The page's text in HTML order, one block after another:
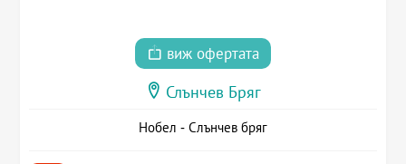
виж офертата
Слънчев Бряг
Нобел - Слънчев бряг